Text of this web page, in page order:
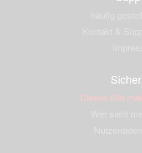
Dieses Bild